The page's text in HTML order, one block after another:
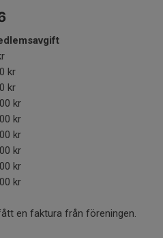
kr
kr
kr
kr
kr
kr
kr
kr
en faktura från föreningen.